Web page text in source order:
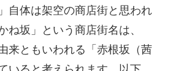
自体は架空の商店街と思われ
ね坂」という商店街名は、
来ともいわれる「赤根坂（茜